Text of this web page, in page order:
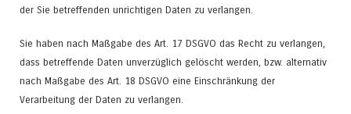
der Sie betreffenden unrichtigen Daten zu verlangen.
Sie haben nach Maßgabe des Art. 17 DSGVO das Recht zu verlangen,
dass betreffende Daten unverzüglich gelöscht werden, bzw. alternativ
nach Maßgabe des Art. 18 DSGVO eine Einschränkung der
Verarbeitung der Daten zu verlangen.